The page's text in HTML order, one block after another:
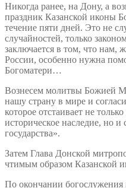
Никогда ранее, на Дону, а
праздник Казанской иконы
течение пяти дней. Это не
случайностей, только
заключается в том, что
России, особенно нужна
Богоматери…
Вознесем молитвы Божией
нашу страну в мире и
которое отстаивает не
историческое наследие, но и
государства».
Затем Глава Донской
чтимым образом Казанской
По окончании